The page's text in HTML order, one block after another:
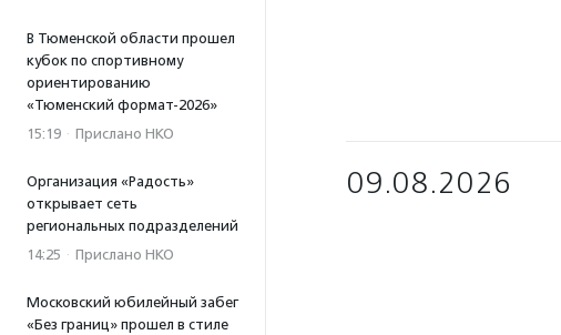
В Тюменской области прошел
кубок по спортивному
ориентированию
«Тюменский формат-2026»
15:19 · Прислано НКО
Организация «Радость»
открывает сеть
региональных подразделений
14:25 · Прислано НКО
Московский юбилейный забег
«Без границ» прошел в стиле
09.08.2026